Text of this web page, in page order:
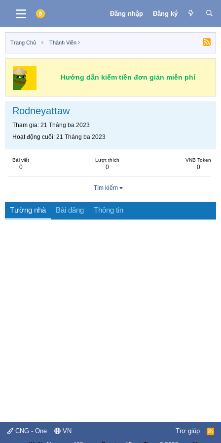
Đăng nhập Đăng ký
Trang Chủ Thành Viên
Hướng dẫn kiếm tiền đơn giản miễn phí
Rodneyattaw
Tham gia 21 Tháng ba 2023
Hoạt động cuối 21 Tháng ba 2023
Bài viết
0
Lượt thích
0
VNB Token
0
Tìm kiếm
Tường nhà Bài đăng Thông tin
CNG - One VN Trợ giúp
R